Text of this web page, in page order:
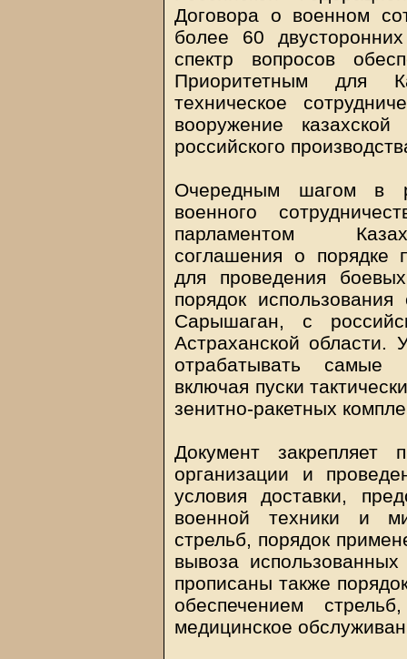
Договора о военном
более 60
спектр вопросов
Приоритетным для
техническое
вооружение
российского
Очередным шагом в
военного
парламентом
соглашения о порядке
для проведения
порядок
Сарышаган, с
Астраханской области.
отрабатывать самые
включая пуски
зенитно-ракетных
Документ закрепляет
организации и
условия доставки,
военной техники и
стрельб, порядок
вывоза
прописаны также
обеспечением
медицинское